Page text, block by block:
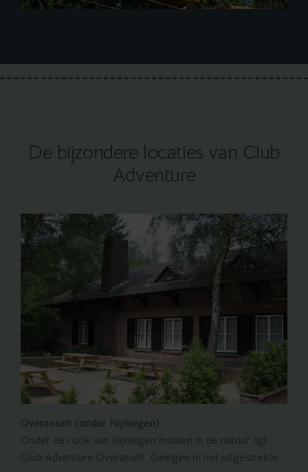
De bijzondere locaties van Club
Adventure
Overasselt (onder Nijmegen)
Onder de rook van Nijmegen midden in de natuur ligt
Club Adventure Overasselt. Gelegen in het uitgestrekte